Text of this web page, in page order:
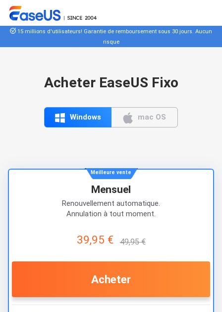
15 millions d'utilisateurs! Garantie de remboursement sous 30 jours. Aucun
risque
Acheter EaseUS Fixo
 Windows  mac OS
Meilleure vente
Mensuel
Renouvellement automatique.
Annulation à tout moment.
39,95 € 49,95 €
Acheter